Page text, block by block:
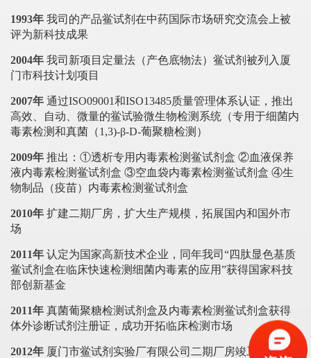
1993年 我司的产品鲎试剂在中药国际市场研究交流会上被
评为新科技成果
2004年 我司新项目定量法（产色底物法）鲎试剂被列入厦
门市科技计划项目
2007年 通过ISO09001和ISO13485质量管理体系认证，推出
高效、自动、微量的鲎试验微生物检测系统（专用于细菌内
毒素检测和真菌（1,3)-β-D-葡聚糖检测）
2009年 推出：①透析专用内毒素检测鲎试剂盒 ②血液保养
液内毒素检测鲎试剂盒 ③空血袋内毒素检测鲎试剂盒 ④生
物制品（疫苗）内毒素检测鲎试剂盒
2010年 扩建二期厂房，扩大生产规模，拓展国内和国外市
场
2011年 认定为国家高新技术企业，同年我司“四肽显色基质
鲎试剂盒在临床快速检测细菌内毒素的应用”获得国家科技
部创新基金
2011年 真菌葡聚糖检测试剂盒及内毒素检测鲎试剂盒获得
体外诊断试剂注册证，成功开拓临床检测市场
2012年 厦门市鲎试剂实验厂有限公司二期厂房竣工